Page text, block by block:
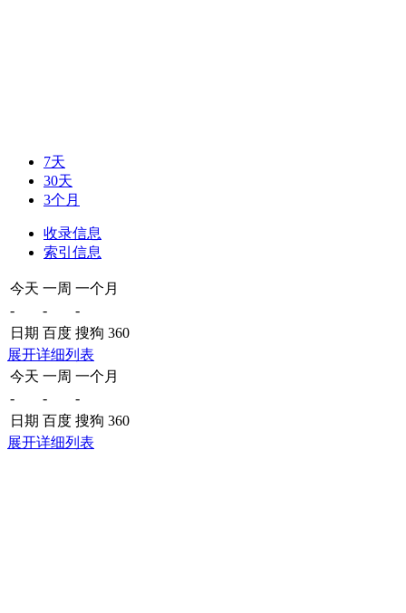
7天
30天
3个月
收录信息
索引信息
今天 一周 一个月
-
-
-
日期 百度 搜狗 360
展开详细列表
今天 一周 一个月
-
-
-
日期 百度 搜狗 360
展开详细列表